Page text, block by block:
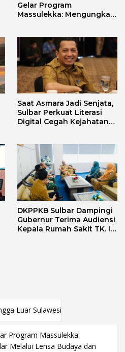
Gelar Program
Massulekka: Mengungkap
Saat Asmara Jadi Senjata,
Sulbar Perkuat Literasi
Digital Cegah Kejahatan
DKPPKB Sulbar Dampingi
Gubernur Terima Audiensi
Kepala Rumah Sakit TK. III
Luar Sulawesi
Program Massulekka:
Melalui Lensa Budaya dan